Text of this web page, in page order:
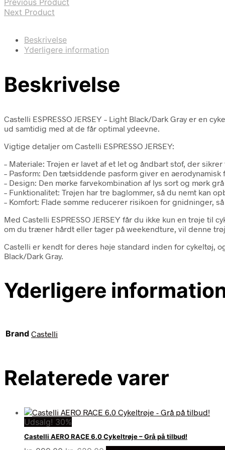
Next Product
Beskrivelse
Yderligere information
Beskrivelse
Castelli ESPRESSO JERSEY – Light Black/Dark Gray er en
ud samtidig med at de får optimal ydeevne.
Vigtige detaljer om Castelli ESPRESSO JERSEY:
– Materiale: Trøjen er lavet af et let og åndbart stof, der
– Pasform: Den tætsiddende pasform giver en
– Design: Den mørke farvekombination af lys sort og mørk
– Funktionalitet: Trøjen har tre baglommer, så du nemt kan
– Komfort: Flade sømme reducerer risikoen for gnidninger,
Med Castelli ESPRESSO JERSEY får du ikke kun en trøje
om du træner hårdt eller tager på weekendture, vil denne
Castelli er kendt for deres høje standard inden for cykeltøj,
Black/Dark Gray.
Yderligere
Brand Castelli
Relaterede varer
Udsalg! 30%
Castelli AERO RACE 6.0 Cykeltrøje – Grå på tilbud!